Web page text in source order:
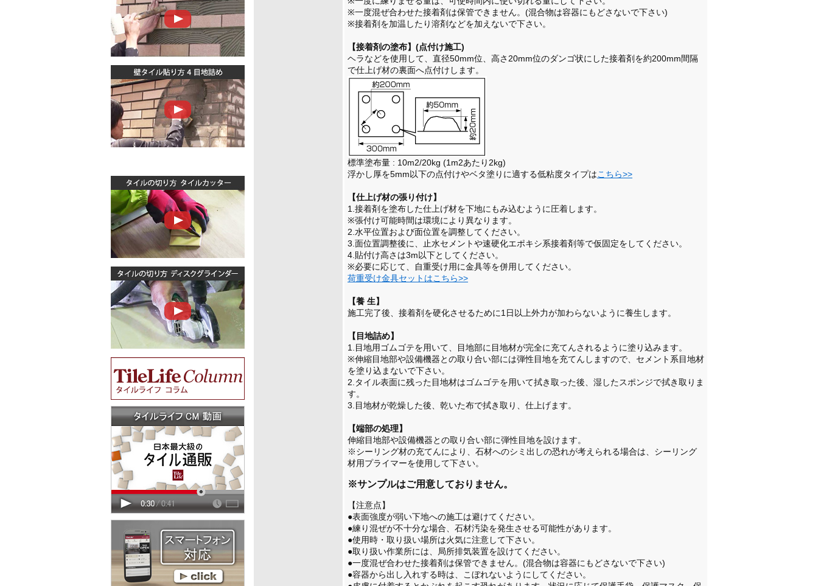
※一度混ぜ合わせた接着剤は保管できません。(混合物は容器にもどさないで下さい)
※接着剤を加温したり溶剤などを加えないで下さい。
【接着剤の塗布】(点付け施工)
ヘラなどを使用して、直径50mm位、高さ20mm位のダンゴ状にした接着剤を約200mm間隔
で仕上げ材の裏面へ点付けします。
標準塗布量 : 10m2/20kg (1m2あたり2kg)
浮かし厚を5mm以下の点付けやベタ塗りに適する低粘度タイプはこちら>>
【仕上げ材の張り付け】
1.接着剤を塗布した仕上げ材を下地にもみ込むように圧着します。
※張付け可能時間は環境により異なります。
2.水平位置および面位置を調整してください。
3.面位置調整後に、止水セメントや速硬化エポキシ系接着剤等で仮固定をしてください。
4.貼付け高さは3m以下としてください。
※必要に応じて、自重受け用に金具等を併用してください。
荷重受け金具セットはこちら>>
【養 生】
施工完了後、接着剤を硬化させるために1日以上外力が加わらないように養生します。
【目地詰め】
1.目地用ゴムゴテを用いて、目地部に目地材が完全に充てんされるように塗り込みます。
※伸縮目地部や設備機器との取り合い部には弾性目地を充てんしますので、セメント系目地材
を塗り込まないで下さい。
2.タイル表面に残った目地材はゴムゴテを用いて拭き取った後、湿したスポンジで拭き取りま
す。
3.目地材が乾燥した後、乾いた布で拭き取り、仕上げます。
【端部の処理】
伸縮目地部や設備機器との取り合い部に弾性目地を設けます。
※シーリング材の充てんにより、石材へのシミ出しの恐れが考えられる場合は、シーリング
材用プライマーを使用して下さい。
※サンプルはご用意しておりません。
【注意点】
●表面強度が弱い下地への施工は避けてください。
●練り混ぜが不十分な場合、石材汚染を発生させる可能性があります。
●使用時・取り扱い場所は火気に注意して下さい。
●取り扱い作業所には、局所排気装置を設けてください。
●一度混ぜ合わせた接着剤は保管できません。(混合物は容器にもどさないで下さい)
●容器から出し入れする時は、こぼれないようにしてください。